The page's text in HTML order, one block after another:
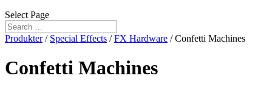
Select Page
Produkter/ Special Effects /FX Hardware / Confetti Machines
Confetti Machines